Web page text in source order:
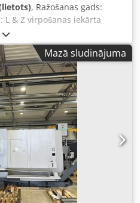
, Ražošanas gads:
L & Z virpošanas iekārta
mm Maksimālais apstrādes
Dedpfxezr D Ele Aqvskr
virs atbalsta 300 mm
jauda 5,5 kW Turrets
1500 eiro (bez PVN),
Mazā sludinājuma